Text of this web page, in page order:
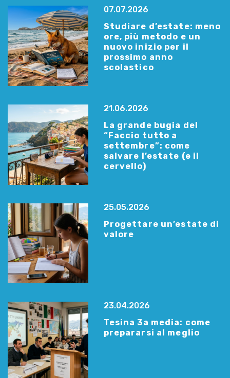
07.07.2026
Studiare d’estate: meno
ore, più metodo e un
nuovo inizio per il
prossimo anno
scolastico
21.06.2026
La grande bugia del
“Faccio tutto a
settembre”: come
salvare l’estate (e il
cervello)
25.05.2026
Progettare un’estate di
valore
23.04.2026
Tesina 3a media: come
prepararsi al meglio